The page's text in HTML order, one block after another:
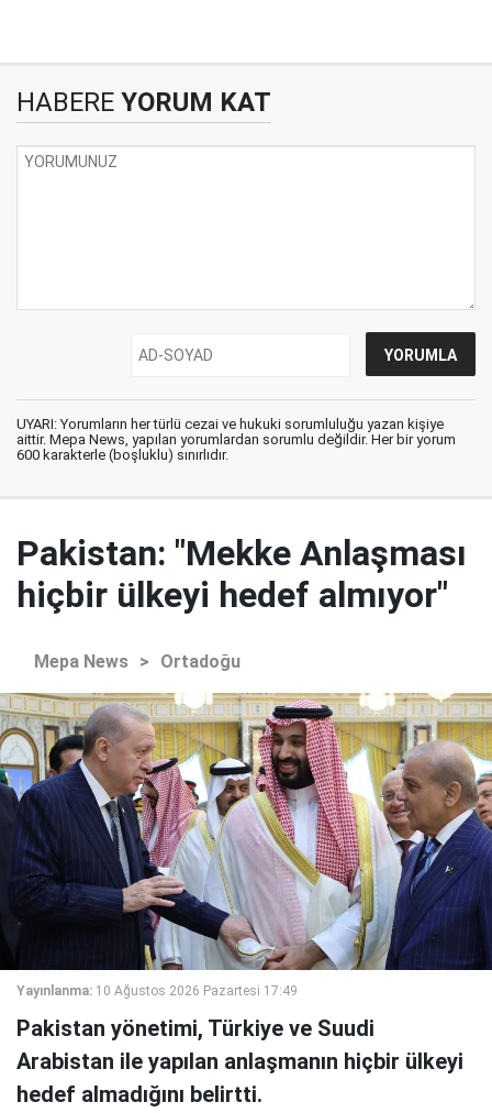
HABERE YORUM KAT
UYARI: Yorumların her türlü cezai ve hukuki sorumluluğu yazan kişiye
aittir. Mepa News, yapılan yorumlardan sorumlu değildir. Her bir yorum
600 karakterle (boşluklu) sınırlıdır.
Pakistan: "Mekke Anlaşması
hiçbir ülkeyi hedef almıyor"
Mepa News > Ortadoğu
Yayınlanma: 10 Ağustos 2026 Pazartesi 17:49
Pakistan yönetimi, Türkiye ve Suudi
Arabistan ile yapılan anlaşmanın hiçbir ülkeyi
hedef almadığını belirtti.